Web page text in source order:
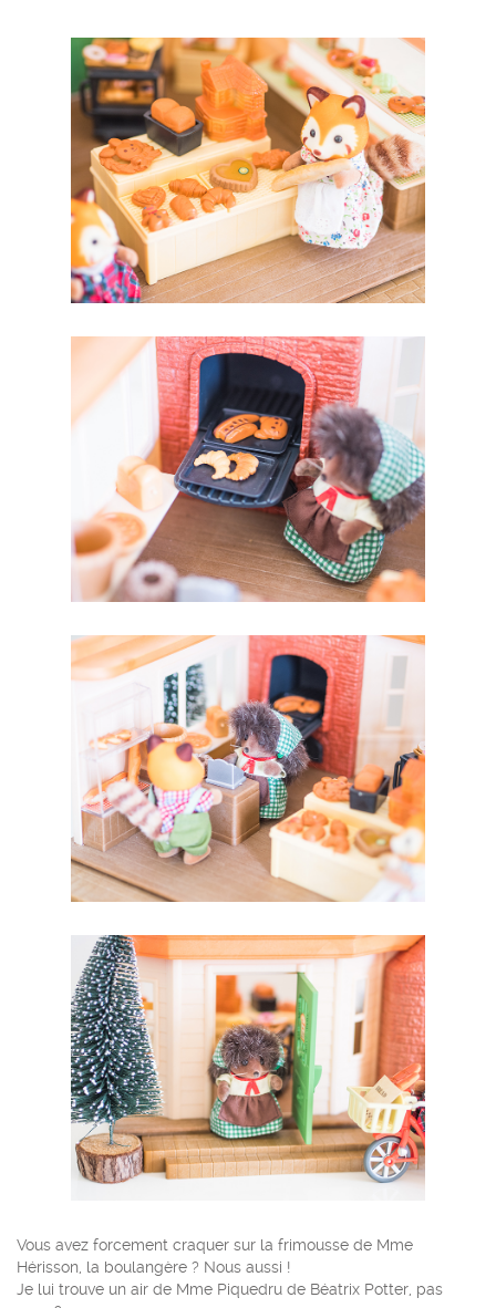
Vous avez forcement craquer sur la frimousse de Mme
Hérisson, la boulangère ? Nous aussi !
Je lui trouve un air de Mme Piquedru de Béatrix Potter, pas